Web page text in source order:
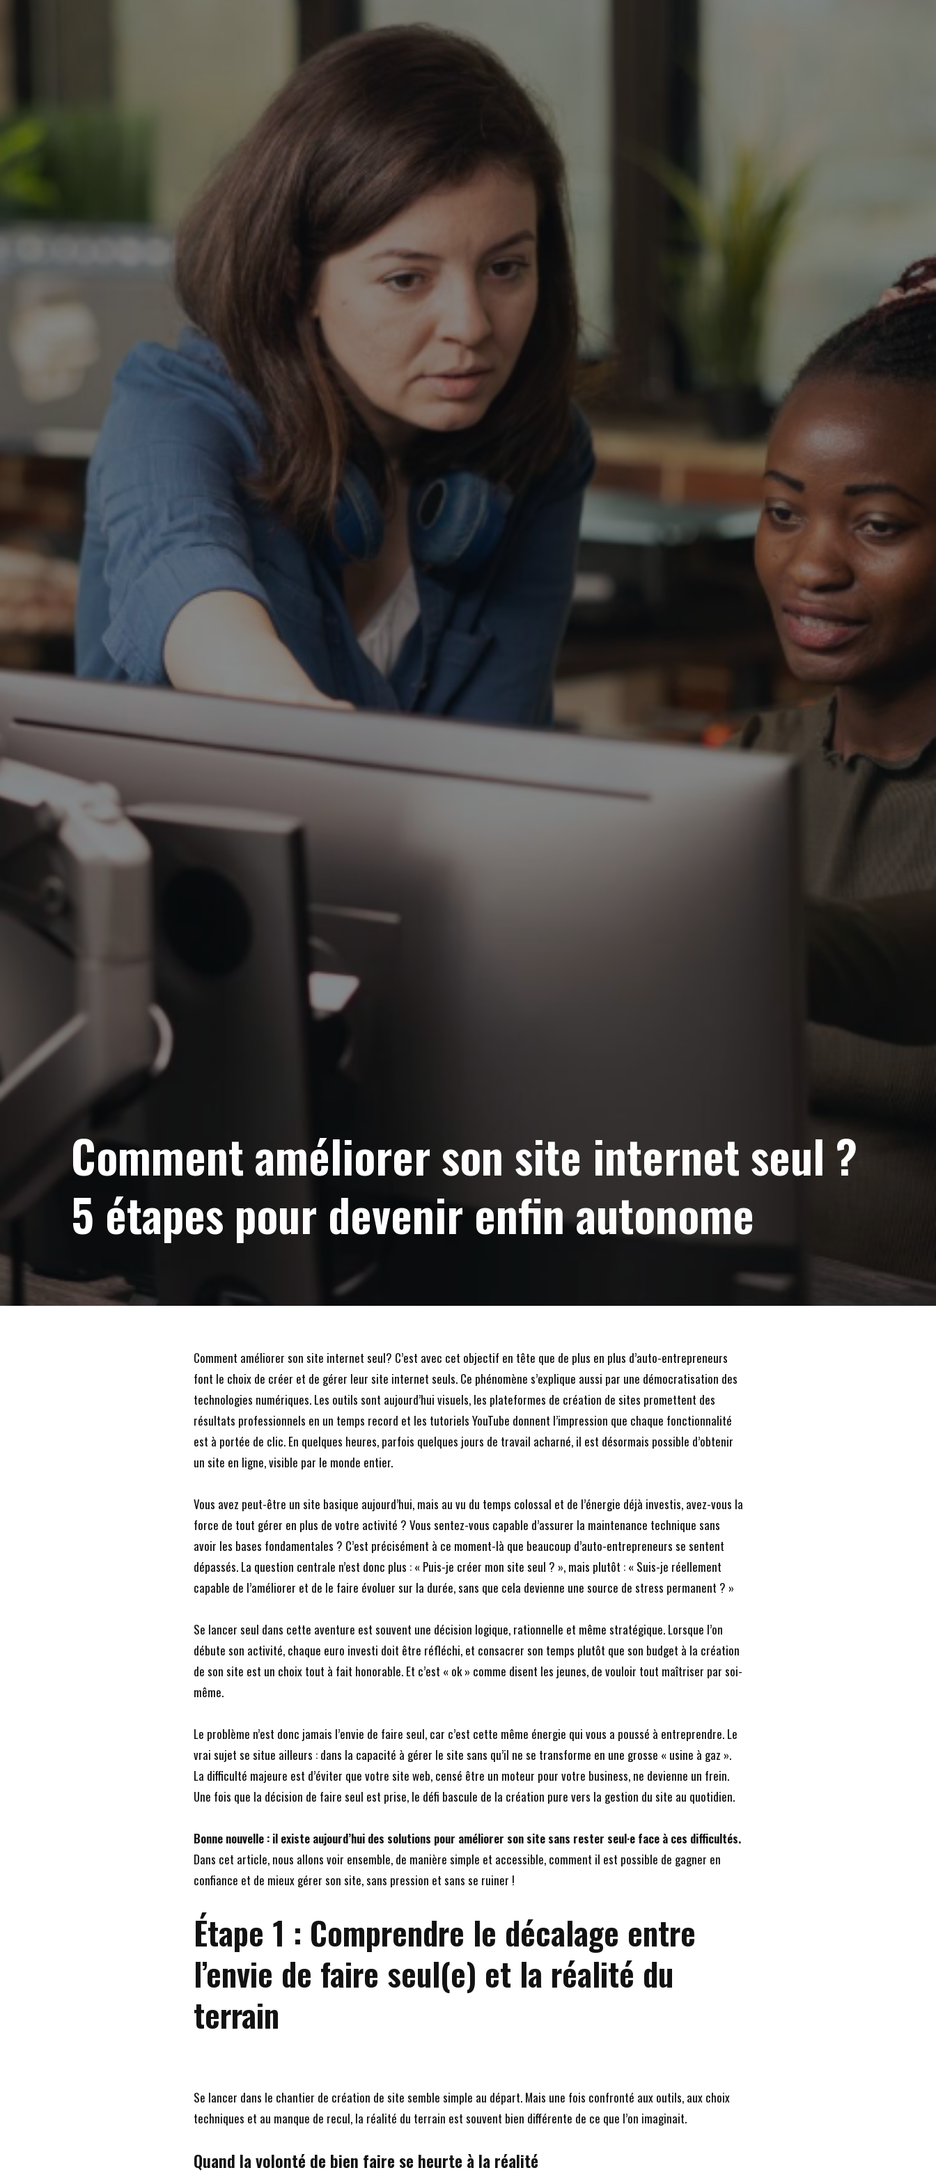
Comment améliorer son site internet seul ?
5 étapes pour devenir enfin autonome
Comment améliorer son site internet seul? C’est avec cet objectif en tête que de plus en plus d’auto-entrepreneurs
font le choix de créer et de gérer leur site internet seuls. Ce phénomène s’explique aussi par une démocratisation des
technologies numériques. Les outils sont aujourd’hui visuels, les plateformes de création de sites promettent des
résultats professionnels en un temps record et les tutoriels YouTube donnent l’impression que chaque fonctionnalité
est à portée de clic. En quelques heures, parfois quelques jours de travail acharné, il est désormais possible d’obtenir
un site en ligne, visible par le monde entier.
Vous avez peut-être un site basique aujourd’hui, mais au vu du temps colossal et de l’énergie déjà investis, avez-vous la
force de tout gérer en plus de votre activité ? Vous sentez-vous capable d’assurer la maintenance technique sans
avoir les bases fondamentales ? C’est précisément à ce moment-là que beaucoup d’auto-entrepreneurs se sentent
dépassés. La question centrale n’est donc plus : « Puis-je créer mon site seul ? », mais plutôt : « Suis-je réellement
capable de l’améliorer et de le faire évoluer sur la durée, sans que cela devienne une source de stress permanent ? »
Se lancer seul dans cette aventure est souvent une décision logique, rationnelle et même stratégique. Lorsque l’on
débute son activité, chaque euro investi doit être réfléchi, et consacrer son temps plutôt que son budget à la création
de son site est un choix tout à fait honorable. Et c’est « ok » comme disent les jeunes, de vouloir tout maîtriser par soi-
même.
Le problème n’est donc jamais l’envie de faire seul, car c’est cette même énergie qui vous a poussé à entreprendre. Le
vrai sujet se situe ailleurs : dans la capacité à gérer le site sans qu’il ne se transforme en une grosse « usine à gaz ».
La difficulté majeure est d’éviter que votre site web, censé être un moteur pour votre business, ne devienne un frein.
Une fois que la décision de faire seul est prise, le défi bascule de la création pure vers la gestion du site au quotidien.
Bonne nouvelle : il existe aujourd’hui des solutions pour améliorer son site sans rester seul·e face à ces difficultés.
Dans cet article, nous allons voir ensemble, de manière simple et accessible, comment il est possible de gagner en
confiance et de mieux gérer son site, sans pression et sans se ruiner !
Étape 1 : Comprendre le décalage entre
l’envie de faire seul(e) et la réalité du
terrain
Se lancer dans le chantier de création de site semble simple au départ. Mais une fois confronté aux outils, aux choix
techniques et au manque de recul, la réalité du terrain est souvent bien différente de ce que l’on imaginait.
Quand la volonté de bien faire se heurte à la réalité